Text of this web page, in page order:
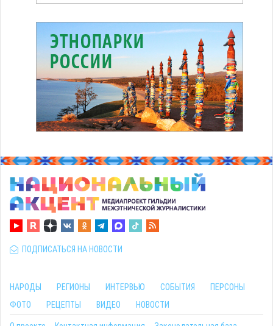
ПОДПИСАТЬСЯ НА НОВОСТИ
НАРОДЫ РЕГИОНЫ ИНТЕРВЬЮ СОБЫТИЯ
ПЕРСОНЫ
ФОТО
РЕЦЕПТЫ ВИДЕО НОВОСТИ